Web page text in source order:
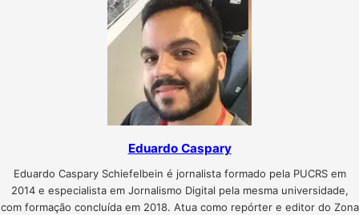
Eduardo Caspary
Eduardo Caspary Schiefelbein é jornalista formado pela PUCRS em
2014 e especialista em Jornalismo Digital pela mesma universidade,
com formação concluída em 2018. Atua como repórter e editor do Zona